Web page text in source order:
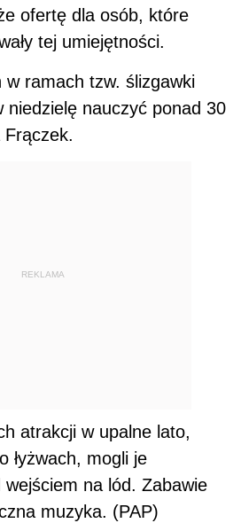
ofertę dla osób, które
tej umiejętności.
w ramach tzw. ślizgawki
niedzielę nauczyć ponad 30
Frączek.
REKLAMA
atrakcji w upalne lato,
łyżwach, mogli je
na lód. Zabawie
muzyka. (PAP)